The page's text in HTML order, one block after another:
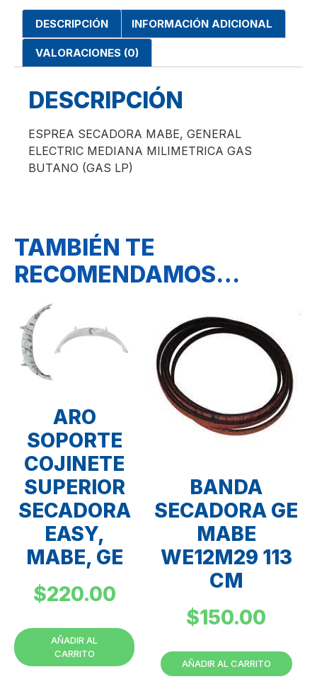
DESCRIPCIÓN INFORMACIÓN ADICIONAL
VALORACIONES (0)
DESCRIPCIÓN
ESPREA SECADORA MABE, GENERAL
ELECTRIC MEDIANA MILIMETRICA GAS
BUTANO (GAS LP)
TAMBIÉN TE
RECOMENDAMOS…
ARO
SOPORTE
COJINETE
SUPERIOR
SECADORA
EASY,
MABE, GE
$220.00
AÑADIR AL
CARRITO
BANDA
SECADORA GE
MABE
WE12M29 113
CM
$150.00
AÑADIR AL CARRITO